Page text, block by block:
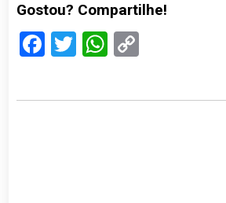
Gostou? Compartilhe!
Facebook
TwitterWhatsApp